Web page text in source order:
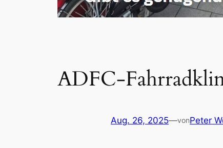
ADFC-
Aug. 26, 2025—vonPeter